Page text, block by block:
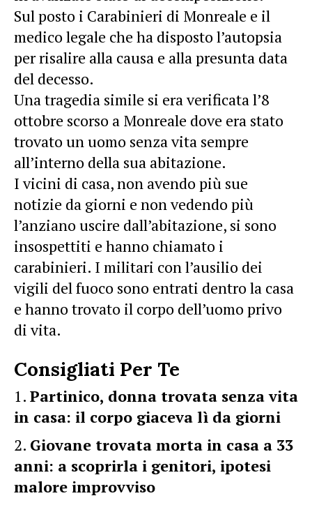
Sul posto i Carabinieri di Monreale e il
medico legale che ha disposto l’autopsia
per risalire alla causa e alla presunta data
del decesso.
Una tragedia simile si era verificata l’8
ottobre scorso a Monreale dove era stato
trovato un uomo senza vita sempre
all’interno della sua abitazione.
I vicini di casa, non avendo più sue
notizie da giorni e non vedendo più
l’anziano uscire dall’abitazione, si sono
insospettiti e hanno chiamato i
carabinieri. I militari con l’ausilio dei
vigili del fuoco sono entrati dentro la casa
e hanno trovato il corpo dell’uomo privo
di vita.
Consigliati Per Te
Partinico, donna trovata senza vita
in casa: il corpo giaceva lì da giorni
Giovane trovata morta in casa a 33
anni: a scoprirla i genitori, ipotesi
malore improvviso